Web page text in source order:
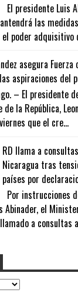
El presidente Luis
las
poder adquisitivo
asegura
aspiraciones del
– El presidente
la República,
que el cre...
RD llama a
Nicaragua tras
países por
Por instrucciones
Abinader, el
a consultas